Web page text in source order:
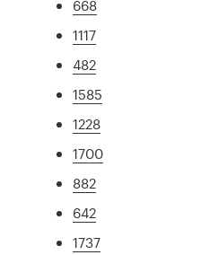
668
1117
482
1585
1228
1700
882
642
1737